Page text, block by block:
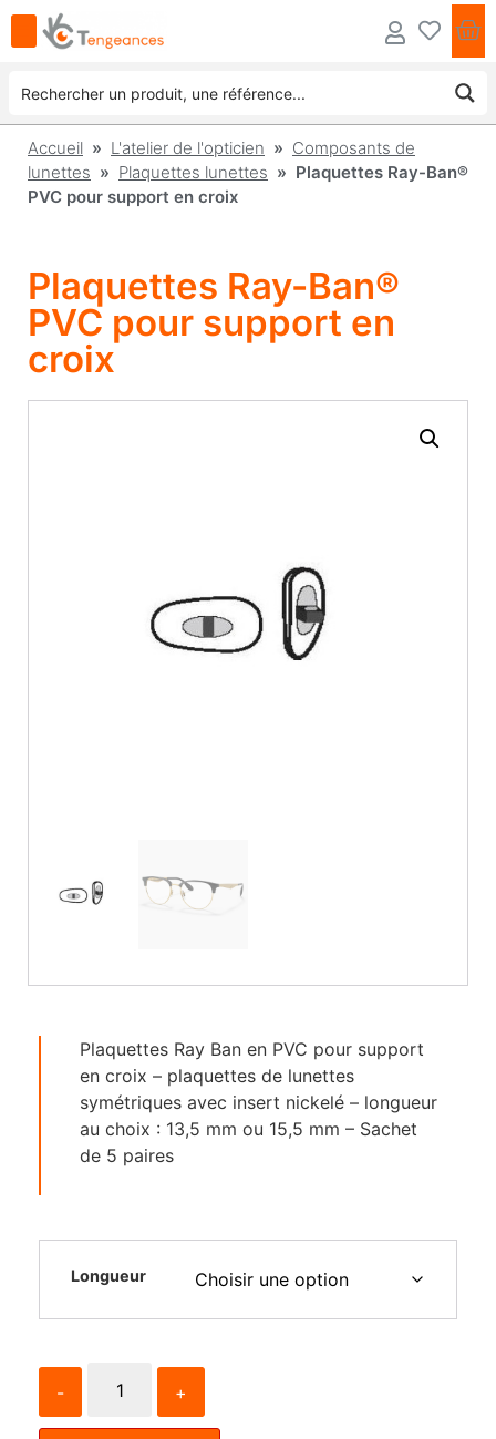
Accueil » L'atelier de l'opticien » Composants de
lunettes » Plaquettes lunettes » Plaquettes Ray-Ban®
PVC pour support en croix
Plaquettes Ray-Ban®
PVC pour support en
croix
Plaquettes Ray Ban en PVC pour support
en croix – plaquettes de lunettes
symétriques avec insert nickelé – longueur
au choix : 13,5 mm ou 15,5 mm – Sachet
de 5 paires
Longueur
- +